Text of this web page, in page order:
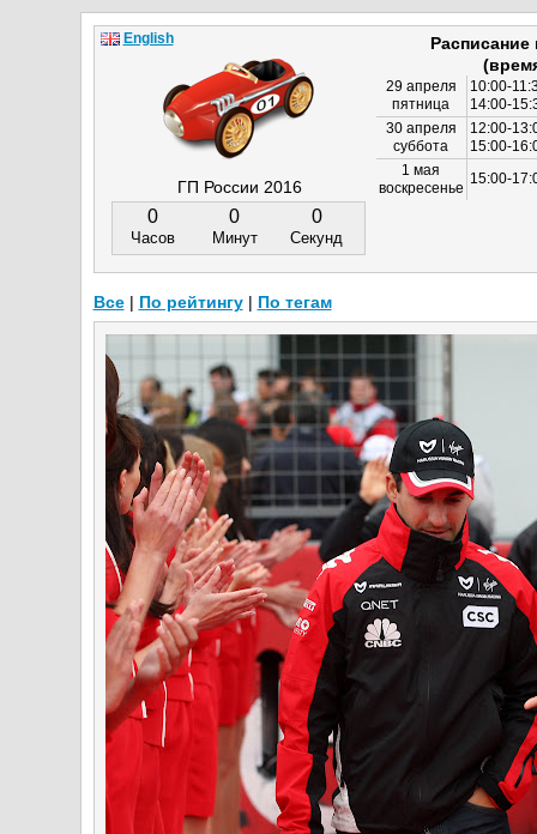
ГП России 2016
0
Часов
0
Минут
0
Секунд
29 апреля
пятница
10:00-
14:00-
30 апреля
суббота
12:00-
15:00-
1 мая
воскресенье
15:00-
English
Все| По рейтингу| По тегам